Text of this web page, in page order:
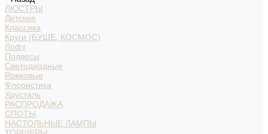
ЛЮСТРЫ
Детские
Классика
Круги (БУШЕ, КОСМОС)
Лофт
Подвесы
Светодиодные
Рожковые
Флористика
Хрусталь
РАСПРОДАЖА
СПОТЫ
НАСТОЛЬНЫЕ ЛАМПЫ